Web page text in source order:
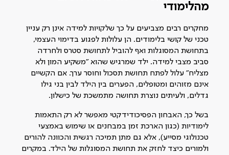
מהלימודי
מחקרים רבים מצביעים על כך שלקויות למידה אינן רק עניין
טכני של קושי בלימודים. הן עלולות לפגוע בדימוי העצמי,
בתחושת המסוגלות ואף להוביל לתחושת סטרס ולחרדה
סביב מצבי למידה. ילד שמרגיש שהוא "משקיע המון ולא
מצליח" עלול לפתח תחושת תסכול וחוסר ערך. אם הקשיים
אינם מזוהים ומטופלים, הפערים בין הילד לבין בני גילו
גדלים, ולעיתים נוצרת תחושה מתמשכת של כישלון.
בשל כך, האבחון הפסיכודידקטי מאפשר לא רק התאמות
לימודיות (כגון הארכת זמן במבחנים או שימוש באמצעי
טכנולוגי מסייע), אלא גם מתן תמיכה רגשית והכוונה להורים
ולמורים כיצד לחזק את תחושת המסוגלות של הילד. במקרים